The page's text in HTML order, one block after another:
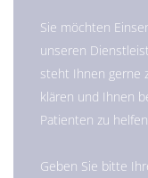
Sie möchten
unseren
steht Ihnen gerne
klären und Ihnen
Patienten zu
Geben Sie bitte